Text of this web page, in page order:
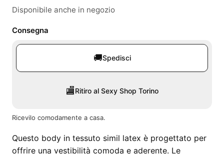
Disponibile anche in negozio
Consegna
🚚Spedisci
🏬Ritiro al Sexy Shop Torino
Ricevilo comodamente a casa.
Questo body in tessuto simil latex è progettato per
offrire una vestibilità comoda e aderente. Le